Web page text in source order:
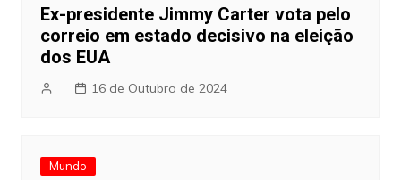
Ex-presidente Jimmy Carter vota pelo
correio em estado decisivo na eleição
dos EUA
16 de Outubro de 2024
Mundo